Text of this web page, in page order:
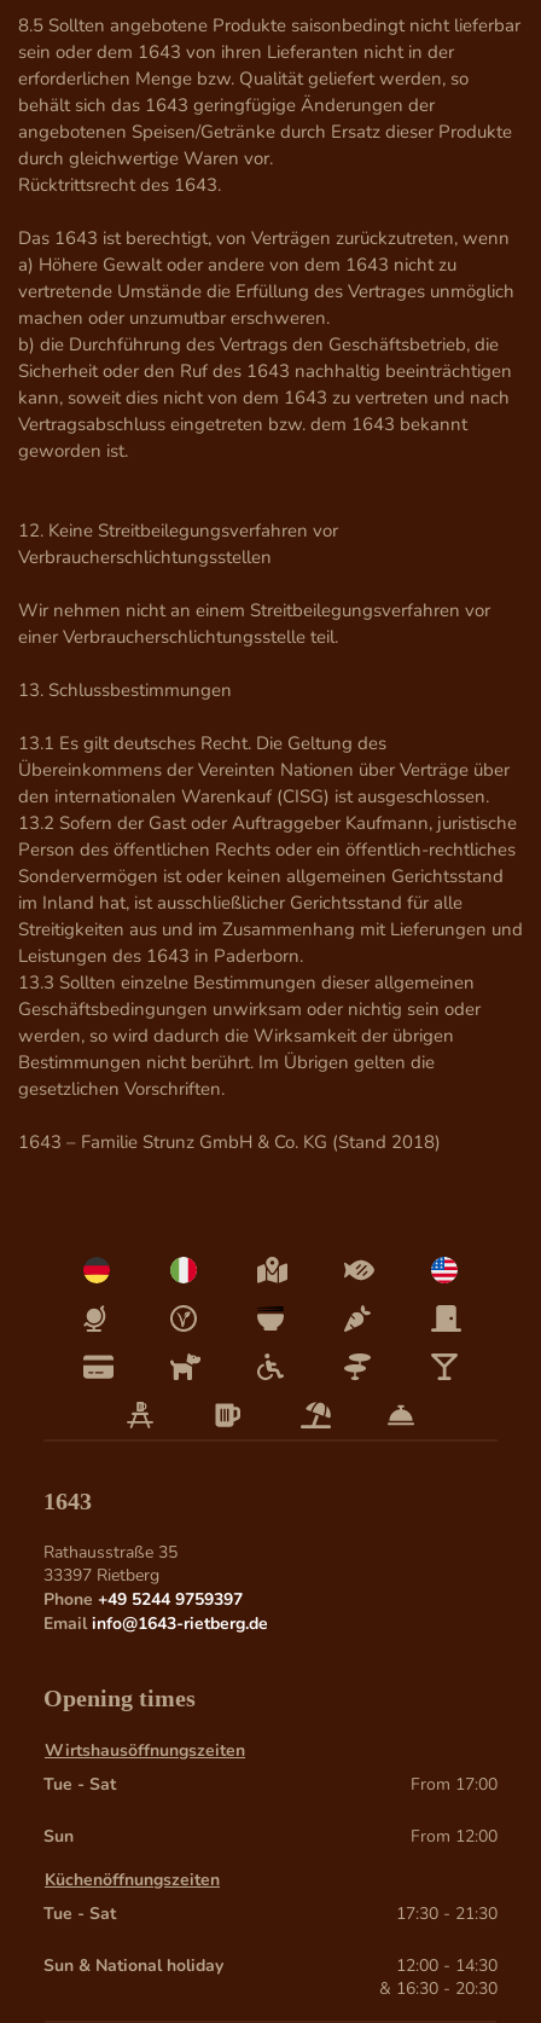
8.5 Sollten angebotene Produkte saisonbedingt nicht lieferbar
sein oder dem 1643 von ihren Lieferanten nicht in der
erforderlichen Menge bzw. Qualität geliefert werden, so
behält sich das 1643 geringfügige Änderungen der
angebotenen Speisen/Getränke durch Ersatz dieser Produkte
durch gleichwertige Waren vor.
Rücktrittsrecht des 1643.
Das 1643 ist berechtigt, von Verträgen zurückzutreten, wenn
a) Höhere Gewalt oder andere von dem 1643 nicht zu
vertretende Umstände die Erfüllung des Vertrages unmöglich
machen oder unzumutbar erschweren.
b) die Durchführung des Vertrags den Geschäftsbetrieb, die
Sicherheit oder den Ruf des 1643 nachhaltig beeinträchtigen
kann, soweit dies nicht von dem 1643 zu vertreten und nach
Vertragsabschluss eingetreten bzw. dem 1643 bekannt
geworden ist.
12. Keine Streitbeilegungsverfahren vor
Verbraucherschlichtungsstellen
Wir nehmen nicht an einem Streitbeilegungsverfahren vor
einer Verbraucherschlichtungsstelle teil.
13. Schlussbestimmungen
13.1 Es gilt deutsches Recht. Die Geltung des
Übereinkommens der Vereinten Nationen über Verträge über
den internationalen Warenkauf (CISG) ist ausgeschlossen.
13.2 Sofern der Gast oder Auftraggeber Kaufmann, juristische
Person des öffentlichen Rechts oder ein öffentlich-rechtliches
Sondervermögen ist oder keinen allgemeinen Gerichtsstand
im Inland hat, ist ausschließlicher Gerichtsstand für alle
Streitigkeiten aus und im Zusammenhang mit Lieferungen und
Leistungen des 1643 in Paderborn.
13.3 Sollten einzelne Bestimmungen dieser allgemeinen
Geschäftsbedingungen unwirksam oder nichtig sein oder
werden, so wird dadurch die Wirksamkeit der übrigen
Bestimmungen nicht berührt. Im Übrigen gelten die
gesetzlichen Vorschriften.
1643 – Familie Strunz GmbH & Co. KG (Stand 2018)
1643
Rathausstraße 35
33397 Rietberg
Phone +49 5244 9759397
Email info@1643-rietberg.de
Opening times
Wirtshausöffnungszeiten
Tue - Sat
From 17:00
Sun
From 12:00
Küchenöffnungszeiten
Tue - Sat
17:30 - 21:30
Sun & National holiday
12:00 - 14:30
& 16:30 - 20:30